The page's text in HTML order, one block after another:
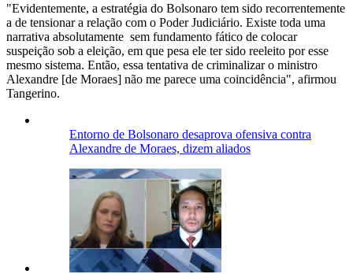
"Evidentemente, a estratégia do Bolsonaro tem sido recorrentemente
a de tensionar a relação com o Poder Judiciário. Existe toda uma
narrativa absolutamente sem fundamento fático de colocar
suspeição sob a eleição, em que pesa ele ter sido reeleito por esse
mesmo sistema. Então, essa tentativa de criminalizar o ministro
Alexandre [de Moraes] não me parece uma coincidência", afirmou
Tangerino.
Entorno de Bolsonaro desaprova ofensiva contra
Alexandre de Moraes, dizem aliados